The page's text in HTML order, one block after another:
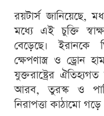
রয়টার্স জানিয়েছে,
মধ্যে এই চুক্তি
বেড়েছে। ইরানকে
ক্ষেপণাস্ত্র ও ড্রোন
যুক্তরাষ্ট্রের
আরব, তুরস্ক ও
নিরাপত্তা কাঠামো